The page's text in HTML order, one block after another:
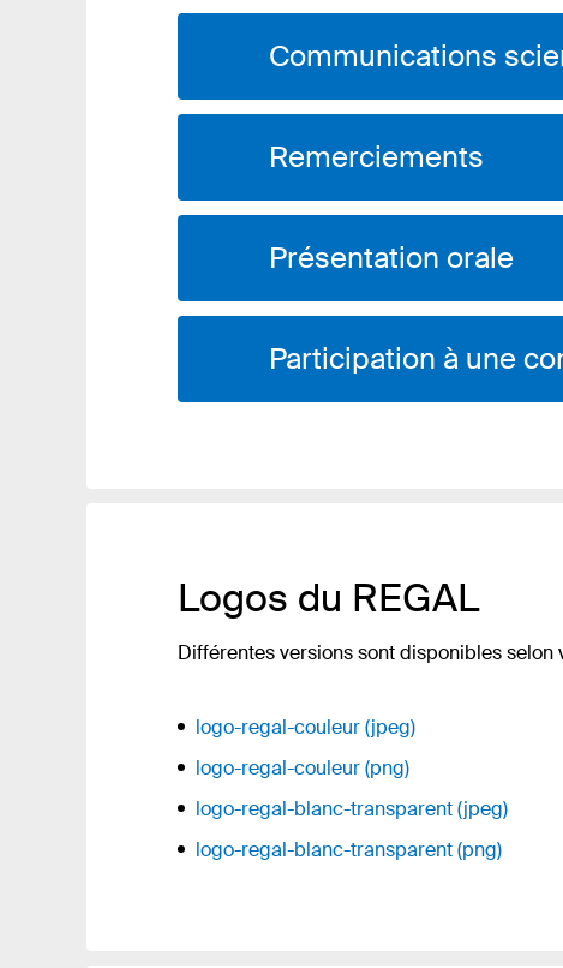
Communications
Remerciements
Présentation orale
Participation à une
Logos du REGAL
Différentes versions sont disponibles selon
logo-regal-couleur (jpeg)
logo-regal-couleur (png)
logo-regal-blanc-transparent (jpeg)
logo-regal-blanc-transparent (png)